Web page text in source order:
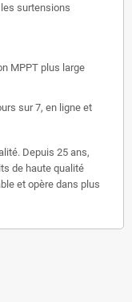
surtensions
MPPT plus large
sur 7, en ligne et
Depuis 25 ans,
de haute qualité
et opère dans plus